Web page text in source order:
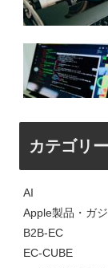
カテゴリー
AI
Apple製品・ガ
B2B-EC
EC-CUBE